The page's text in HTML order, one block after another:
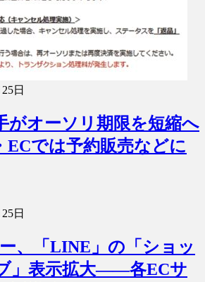
日
がオーソリ期限を短縮へ
では予約販売などに
日
、「LINE」の「ショッ
」表示拡大――各ECサ